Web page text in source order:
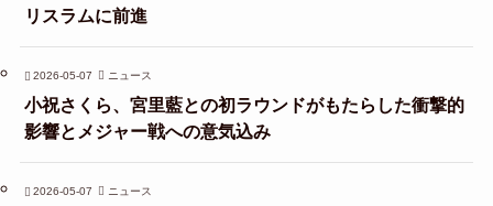
リスラムに前進
2026-05-07 ニュース
小祝さくら、宮里藍との初ラウンドがもたらした衝撃的
影響とメジャー戦への意気込み
2026-05-07 ニュース